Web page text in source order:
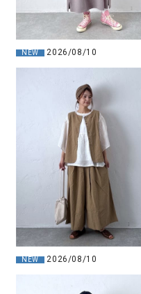
NEW 2026/08/10
NEW 2026/08/10